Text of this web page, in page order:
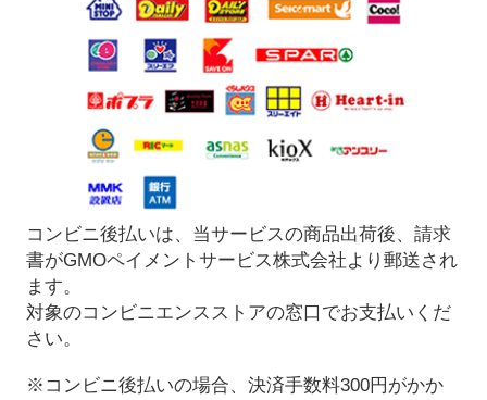
コンビニ後払いは、当サービスの商品出荷後、請求
書がGMOペイメントサービス株式会社より郵送され
ます。
対象のコンビニエンスストアの窓口でお支払いくだ
さい。
※コンビニ後払いの場合、決済手数料300円がかか